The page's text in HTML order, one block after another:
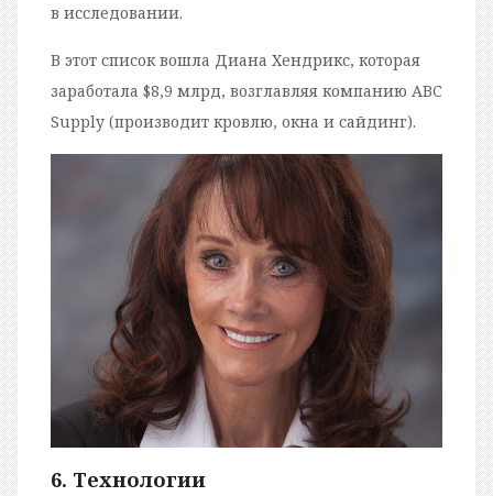
в исследовании.
В этот список вошла Диана Хендрикс, которая
заработала $8,9 млрд, возглавляя компанию ABC
Supply (производит кровлю, окна и сайдинг).
6. Технологии